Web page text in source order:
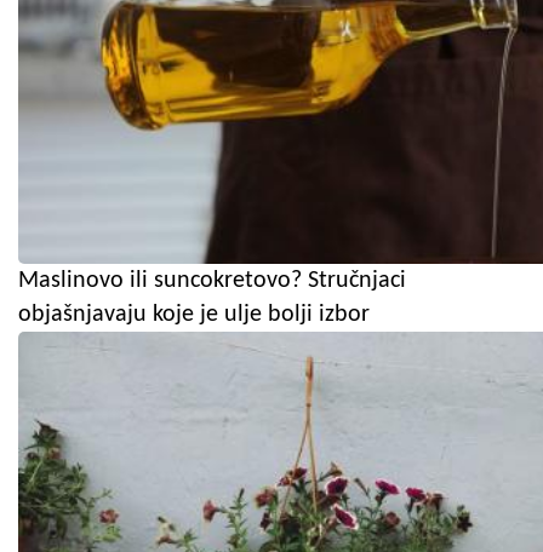
Maslinovo ili suncokretovo? Stručnjaci
objašnjavaju koje je ulje bolji izbor